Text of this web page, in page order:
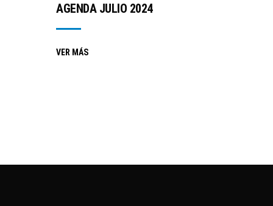
AGENDA JULIO 2024
VER MÁS